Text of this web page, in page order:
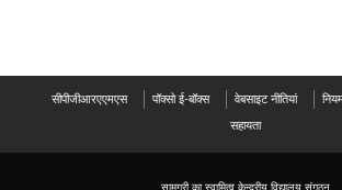
सीपीजीआरएएमएस पॉक्सो ई-बॉक्स वेबसाइट नीतियां
सहायता
सामग्री का स्वामित्व केन्द्रीय विद्यालय संगठन